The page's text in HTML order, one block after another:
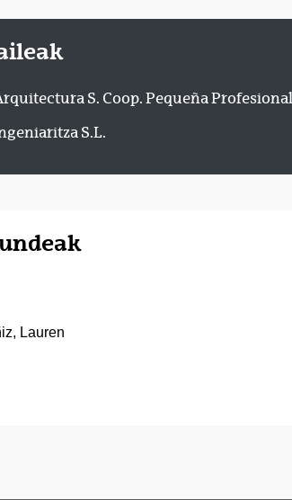
S. Coop. Pequeña Profesional
S.L.
Lauren